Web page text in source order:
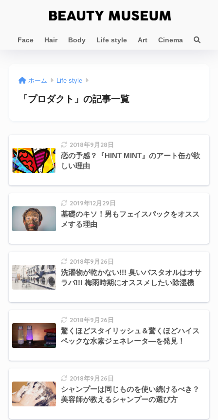
Face Hair Body Life style Art Cinema
ホーム Life style
「プロダクト」の記事一覧
2018年9月28日
恋の予感？『HINT MINT』のアート缶が欲
しい理由
2019年12月29日
基礎のキソ！男もフェイスパックをオスス
メする理由
2018年9月26日
洗濯物が乾かない!!! 臭いバスタオルはオサ
ラバ!!! 梅雨時期にオススメしたい除湿機
2018年9月26日
驚くほどスタイリッシュ＆驚くほどハイス
ペックな水素ジェネレータ―を発見！
2018年9月26日
シャンプーは同じものを使い続けるべき？
美容師が教えるシャンプーの選び方